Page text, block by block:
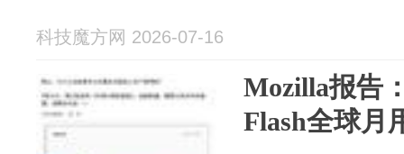
科技魔方网 2026-07-16
Mozilla报告
Flash全球月